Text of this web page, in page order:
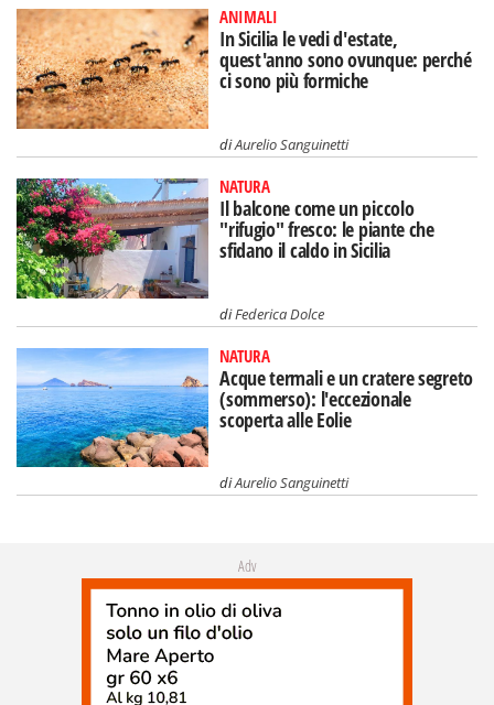
ANIMALI
In Sicilia le vedi d'estate,
quest'anno sono ovunque: perché
ci sono più formiche
diAurelio Sanguinetti
NATURA
Il balcone come un piccolo
"rifugio" fresco: le piante che
sfidano il caldo in Sicilia
diFederica Dolce
NATURA
Acque termali e un cratere segreto
(sommerso): l'eccezionale
scoperta alle Eolie
diAurelio Sanguinetti
Adv